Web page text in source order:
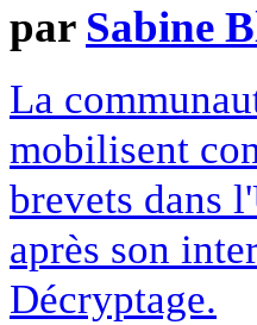
par Sabine
La
mobilisent
brevets dans
après son
Décryptage.